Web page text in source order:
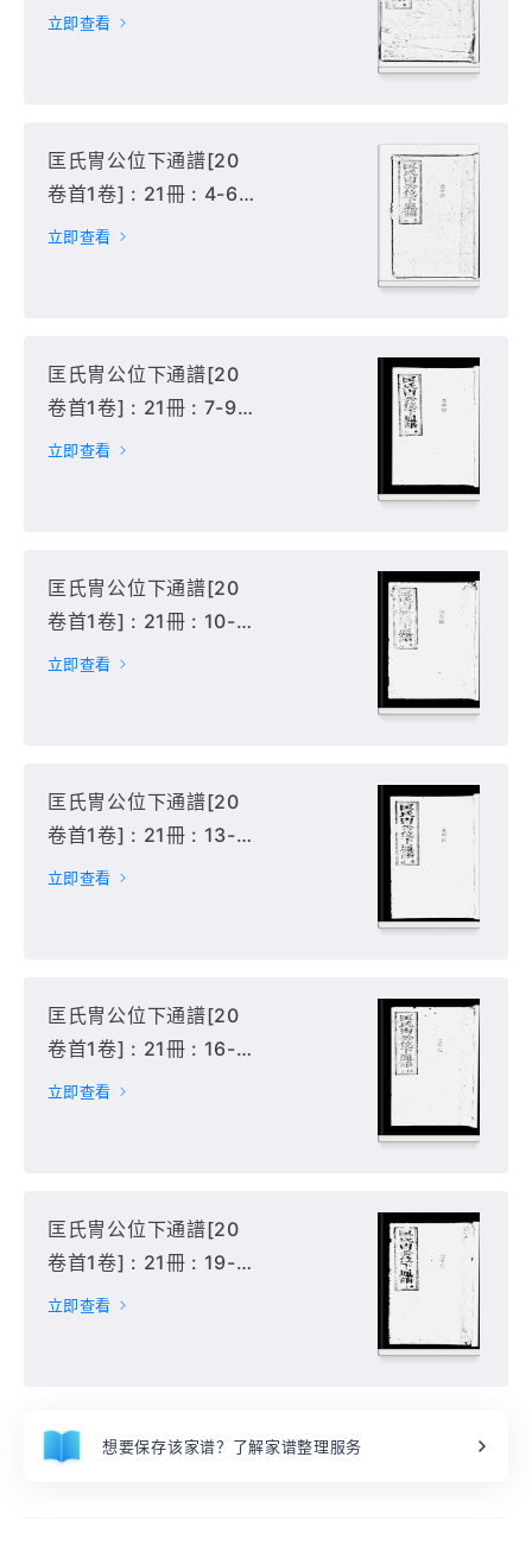
冊,
立即查看
匡氏冑公位下通譜[20
卷首1卷] : 21冊 : 4-6
冊,
立即查看
匡氏冑公位下通譜[20
卷首1卷] : 21冊 : 7-9
冊,
立即查看
匡氏冑公位下通譜[20
卷首1卷] : 21冊 : 10-
12冊,
立即查看
匡氏冑公位下通譜[20
卷首1卷] : 21冊 : 13-
15冊,
立即查看
匡氏冑公位下通譜[20
卷首1卷] : 21冊 : 16-
18冊,
立即查看
匡氏冑公位下通譜[20
卷首1卷] : 21冊 : 19-
21冊,
立即查看
想要保存该家谱？了解家谱整理服务